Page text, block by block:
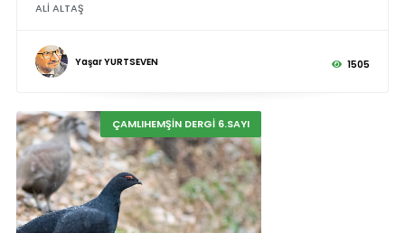
ALİ ALTAŞ
Yaşar YURTSEVEN 1505
ÇAMLIHEMŞİN DERGİ 6.SAYI